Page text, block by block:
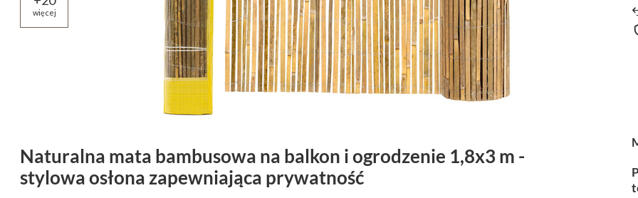
więcej
Naturalna mata bambusowa na balkon i ogrodzenie 1,8x3 m -
stylowa osłona zapewniająca prywatność